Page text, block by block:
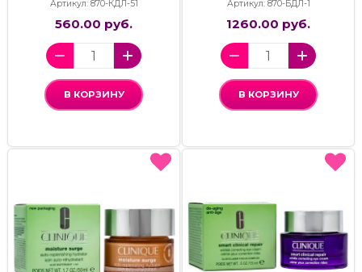
Артикул: 870-КДЛ-51
560.00 руб.
В КОРЗИНУ
Артикул: 870-БДЛ-1
1260.00 руб.
В КОРЗИНУ